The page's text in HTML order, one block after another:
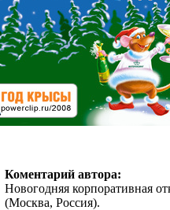
Коментарий автора:
Новогодняя корпоративная
(Москва, Россия).